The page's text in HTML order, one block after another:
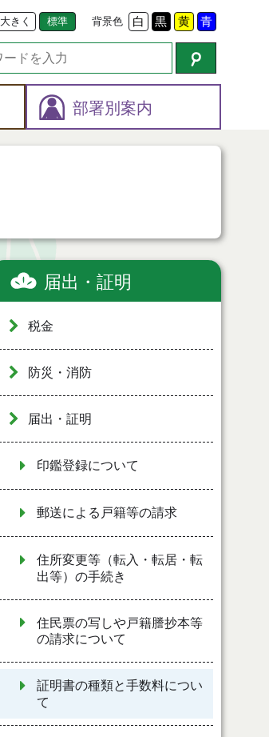
大きく 標準 背景色 白 黒 黄 青
部署別案内
届出・証明
税金
防災・消防
届出・証明
印鑑登録について
郵送による戸籍等の請求
住所変更等（転入・転居・転
出等）の手続き
住民票の写しや戸籍謄抄本等
の請求について
証明書の種類と手数料につい
て